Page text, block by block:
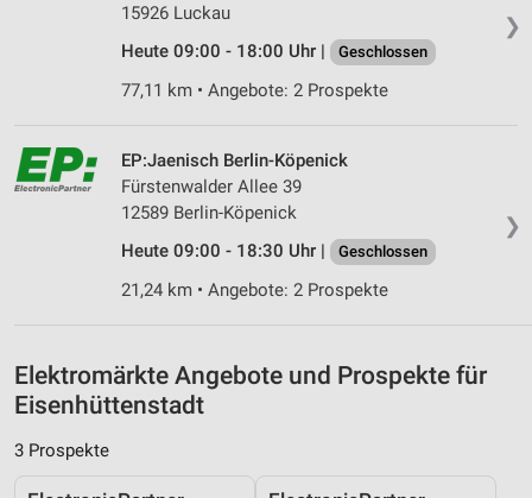
❯
15926 Luckau
Heute 09:00 - 18:00 Uhr |
Geschlossen
77,11 km • Angebote: 2 Prospekte
❯
EP:Jaenisch Berlin-Köpenick
Fürstenwalder Allee 39
12589 Berlin-Köpenick
Heute 09:00 - 18:30 Uhr |
Geschlossen
21,24 km • Angebote: 2 Prospekte
Elektromärkte Angebote und Prospekte für
Eisenhüttenstadt
3 Prospekte
Messung der Performance von Inhalten
Kombinationen von Daten aus verschiedenen
Entwicklung und Verbesserung der Angebote
Verwendung reduzierter Daten zur Auswahl von
Informationen identifizieren
Nicht-IAB-Verarbeitungszwecke:
Notwendig